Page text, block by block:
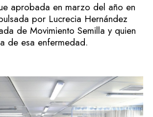
aprobada en marzo del año en
por Lucrecia Hernández
de Movimiento Semilla y quien
de esa enfermedad.